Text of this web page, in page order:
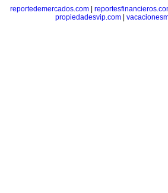
reportedemercados.com
propiedadesvip.com